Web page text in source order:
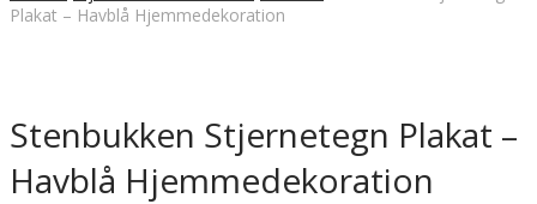
Plakat – Havblå Hjemmedekoration
Stenbukken Stjernetegn Plakat –
Havblå Hjemmedekoration